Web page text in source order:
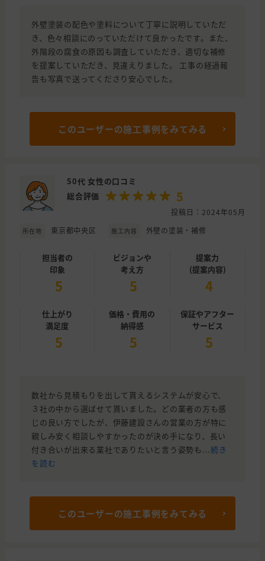
外壁塗装の配色や塗料について丁寧に説明していただ
き、色々相談にのっていただけて良かったです。また、
外階段の腐食の原因も調査していただき、適切な補修
を提案していただき、見違えりました。 工事の経過報
告も写真で送ってくださり安心でした。
このユーザーの施工事例をみてみる
50代 女性の口コミ
総合評価
5
投稿日：2024年05月
所在地 東京都中央区 施工内容 外壁の塗装・補修
担当者の
印象
5
ビジョンや
考え方
5
提案力
(提案内容)
4
仕上がり
満足度
5
価格・費用の
納得感
5
保証やアフター
サービス
5
数社から見積もりを出して貰えるシステムが安心で、
３社の中から選ばせて貰いました。どの業者の方も感
じの良い方でしたが、伊藤建設さんの営業の方が特に
親しみ安く相談しやすかったのが決め手になり、長い
付き合いが出来る業社でありたいと言う姿勢も...続き
を読む
このユーザーの施工事例をみてみる